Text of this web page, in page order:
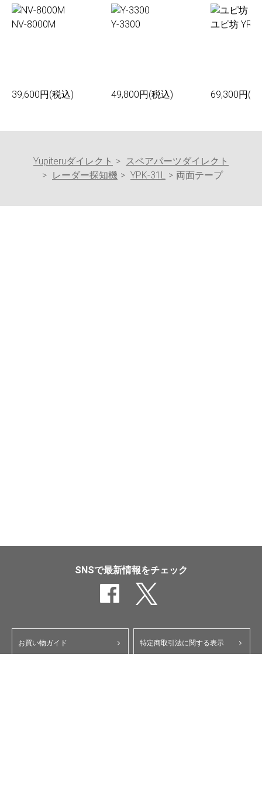
NV-8000M
39,600円(税込)
Y-3300
49,800円(税込)
ユピ坊 YR-
69,300円(
Yupiteruダイレクト
スペアパーツダイレクト
レーダー探知機
YPK-31L 両面テープ
SNSで最新情報をチェック
お買い物ガイド 特定商取引法に関する表示